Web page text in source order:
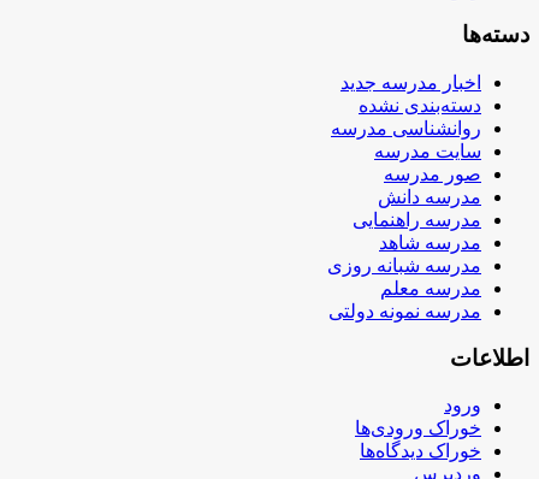
دسته‌ها
اخبار مدرسه جدید
دسته‌بندی نشده
روانشناسی مدرسه
سایت مدرسه
صور مدرسه
مدرسه دانش
مدرسه راهنمایی
مدرسه شاهد
مدرسه شبانه روزی
مدرسه معلم
مدرسه نمونه دولتی
اطلاعات
ورود
خوراک ورودی‌ها
خوراک دیدگاه‌ها
وردپرس